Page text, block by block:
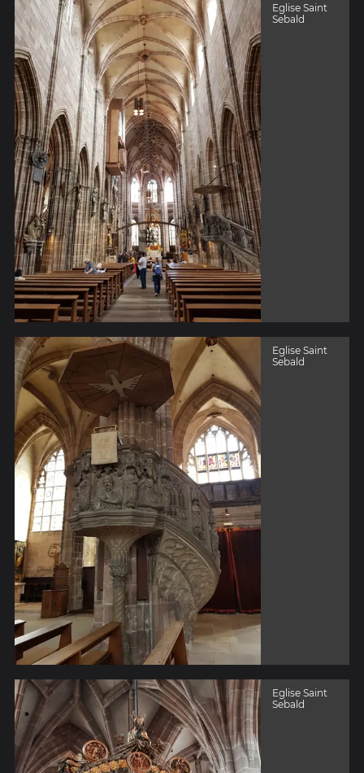
Eglise Saint
Sebald
Eglise Saint
Sebald
Eglise Saint
Sebald